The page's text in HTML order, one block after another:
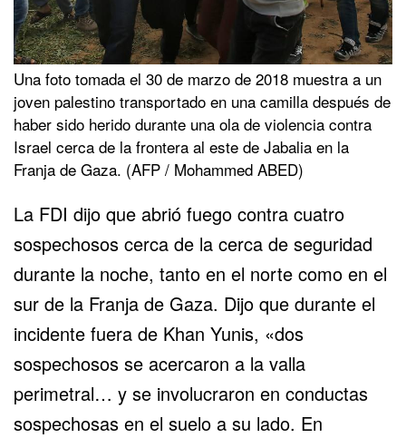
Una foto tomada el 30 de marzo de 2018 muestra a un
joven palestino transportado en una camilla después de
haber sido herido durante una ola de violencia contra
Israel cerca de la frontera al este de Jabalia en la
Franja de Gaza. (AFP / Mohammed ABED)
La FDI dijo que abrió fuego contra cuatro
sospechosos cerca de la cerca de seguridad
durante la noche, tanto en el norte como en el
sur de la Franja de Gaza. Dijo que durante el
incidente fuera de Khan Yunis, «dos
sospechosos se acercaron a la valla
perimetral… y se involucraron en conductas
sospechosas en el suelo a su lado. En